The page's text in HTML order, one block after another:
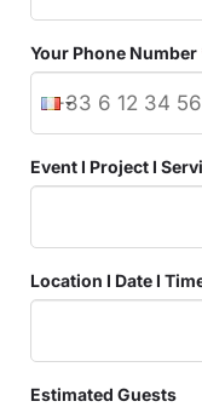
Your Phone Number
Event I Project I
Location I Date I
Estimated Guests